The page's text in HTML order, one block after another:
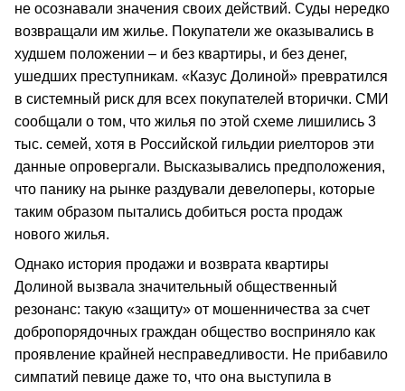
не осознавали значения своих действий. Суды нередко
возвращали им жилье. Покупатели же оказывались в
худшем положении – и без квартиры, и без денег,
ушедших преступникам. «Казус Долиной» превратился
в системный риск для всех покупателей вторички. СМИ
сообщали о том, что жилья по этой схеме лишились 3
тыс. семей, хотя в Российской гильдии риелторов эти
данные опровергали. Высказывались предположения,
что панику на рынке раздували девелоперы, которые
таким образом пытались добиться роста продаж
нового жилья.
Однако история продажи и возврата квартиры
Долиной вызвала значительный общественный
резонанс: такую «защиту» от мошенничества за счет
добропорядочных граждан общество восприняло как
проявление крайней несправедливости. Не прибавило
симпатий певице даже то, что она выступила в